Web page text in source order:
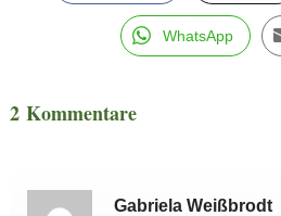
WhatsApp
2 Kommentare
Gabriela Weißbrodt